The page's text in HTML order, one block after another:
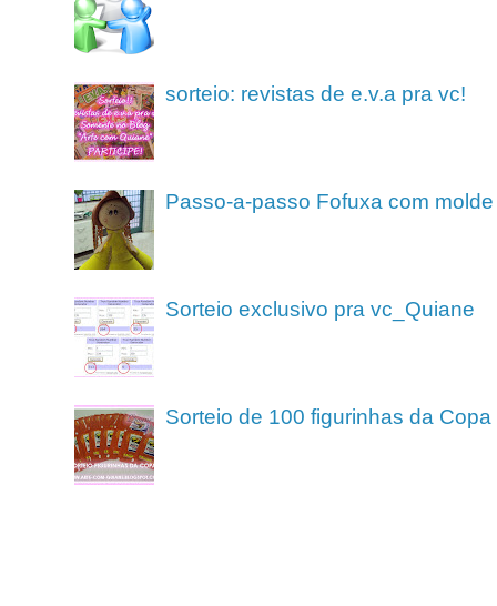
sorteio: revistas de e.v.a pra vc!
Passo-a-passo Fofuxa com molde
Sorteio exclusivo pra vc_Quiane
Sorteio de 100 figurinhas da